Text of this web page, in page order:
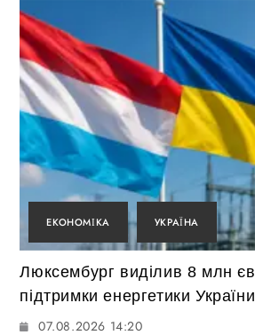
ЕКОНОМІКА УКРАЇНА
Люксембург виділив 8 млн
підтримки енергетики України
07.08.2026 14:20